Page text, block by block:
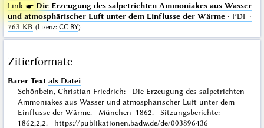
Link ☛ Die Erzeugung des salpetrichten Ammoniakes aus Wasser
und atmosphärischer Luft unter dem Einflusse der Wärme· PDF ·
763 KB (Lizenz: CC BY)
Zitierformate
Barer Text als Datei
Schönbein, Christian Friedrich: Die Erzeugung des salpetrichten
Ammoniakes aus Wasser und atmosphärischer Luft unter dem
Einflusse der Wärme. München 1862. Sitzungsberichte:
1862,2,2. https://publikationen.badw.de/de/003896436